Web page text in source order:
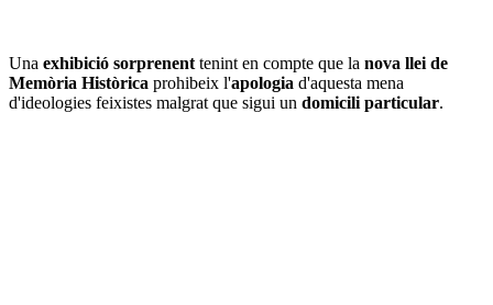
Una exhibició sorprenent tenint en compte que la nova llei de
Memòria Històrica prohibeix l'apologia d'aquesta mena
d'ideologies feixistes malgrat que sigui un domicili particular.